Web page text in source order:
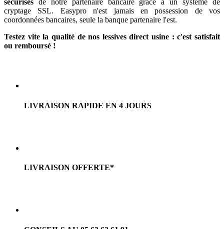
sécurisés de notre partenaire bancaire grâce à un système de
cryptage SSL. Easypro n'est jamais en possession de vos
coordonnées bancaires, seule la banque partenaire l'est.
Testez vite la qualité de nos lessives direct usine : c'est satisfait
ou remboursé !
LIVRAISON RAPIDE EN 4 JOURS
LIVRAISON OFFERTE*